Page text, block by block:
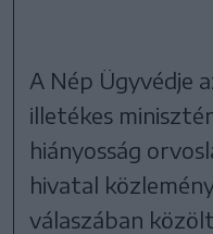
A Nép Ügyvédje
illetékes
hiányosság
hivatal
válaszában